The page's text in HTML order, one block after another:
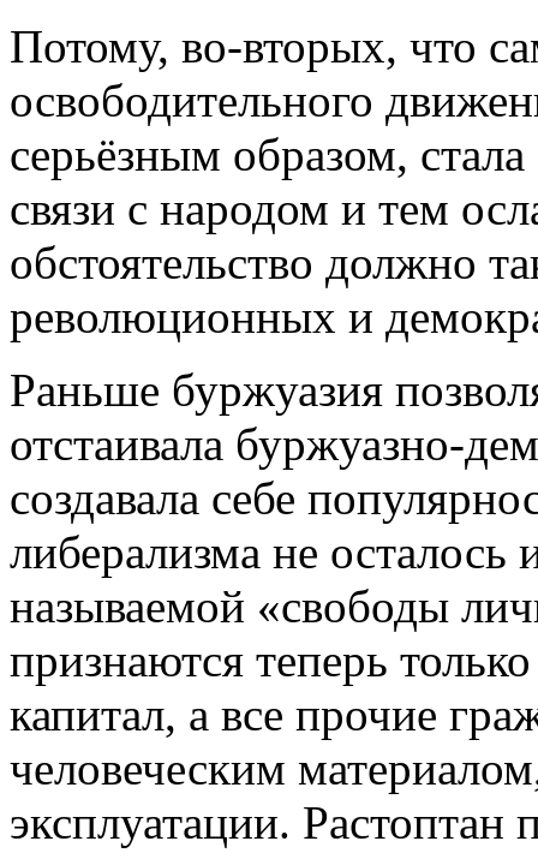
Потому, во-вторых, что
освободительного
серьёзным образом,
связи с народом и тем
обстоятельство должно
революционных и
Раньше буржуазия
отстаивала буржуазно-
создавала себе
либерализма не осталось
называемой «свободы
признаются теперь
капитал, а все прочие
человеческим
эксплуатации.